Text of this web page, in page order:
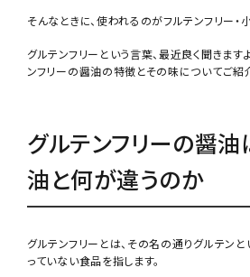
そんなときに、使われるのがフルテンフリー・
グルテンフリーという言葉、最近良く聞きます
ンフリーの醤油の特徴とその味についてご紹
グルテンフリーの醤
油と何が違うのか
グルテンフリーとは、その名の通りグルテン
っていない食品を指します。